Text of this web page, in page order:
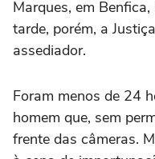
Marques, em
tarde, porém, a
assediador.
Foram menos de 24
homem que, sem
frente das câmeras.